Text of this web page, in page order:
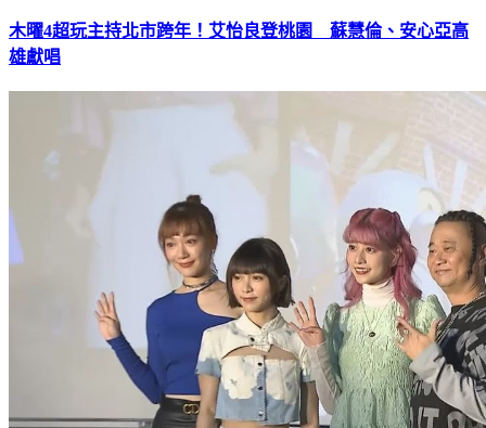
木曜4超玩主持北市跨年！艾怡良登桃園 蘇慧倫、安心亞高
雄獻唱